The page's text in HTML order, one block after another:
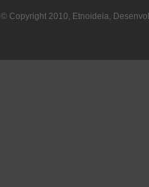
© Copyright 2010, Etnoideia,